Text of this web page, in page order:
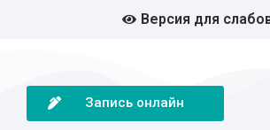
Версия для
Запись онлайн